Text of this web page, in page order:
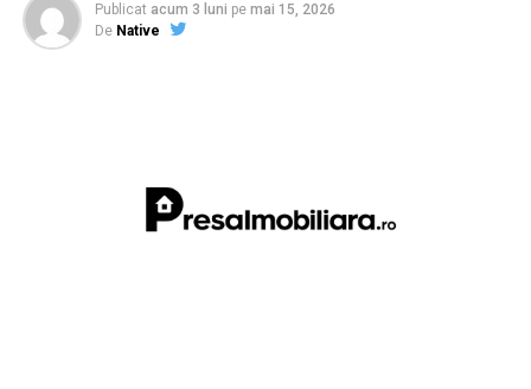
Publicat acum 3 luni pe mai 15, 2026
De Native